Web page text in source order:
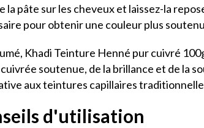
la pâte sur les cheveux et laissez-la
pour obtenir une couleur plus
Khadi Teinture Henné pur cuivré
soutenue, de la brillance et de la
aux teintures capillaires
d'utilisation